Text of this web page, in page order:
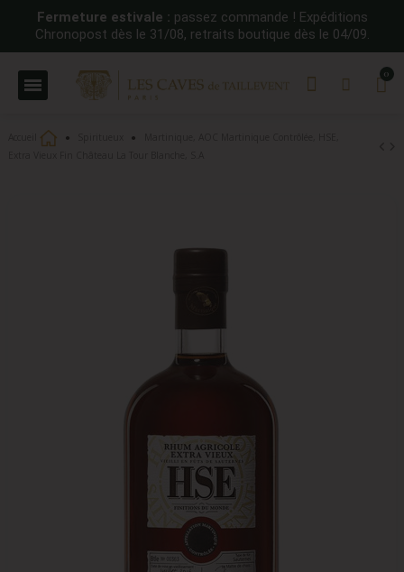
Fermeture estivale : passez commande ! Expéditions
Chronopost dès le 31/08, retraits boutique dès le 04/09.